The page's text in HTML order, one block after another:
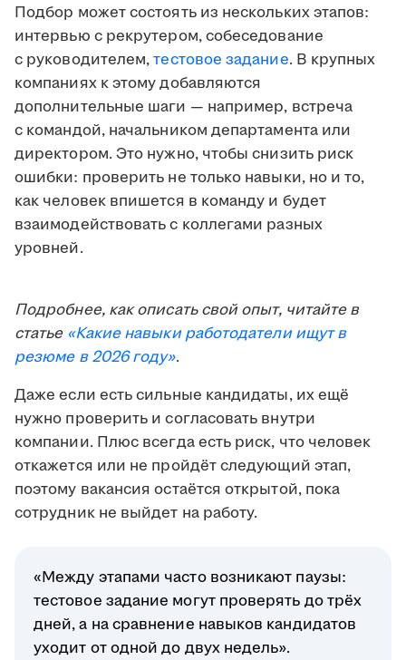
Подбор может состоять из нескольких этапов:
интервью с рекрутером, собеседование
с руководителем,тестовое задание. В крупных
компаниях к этому добавляются
дополнительные шаги — например, встреча
с командой, начальником департамента или
директором. Это нужно, чтобы снизить риск
ошибки: проверить не только навыки, но и то,
как человек впишется в команду и будет
взаимодействовать с коллегами разных
уровней.
Подробнее, как описать свой опыт, читайте в
статье «Какие навыки работодатели ищут в
резюме в 2026 году».
Даже если есть сильные кандидаты, их ещё
нужно проверить и согласовать внутри
компании. Плюс всегда есть риск, что человек
откажется или не пройдёт следующий этап,
поэтому вакансия остаётся открытой, пока
сотрудник не выйдет на работу.
«Между этапами часто возникают паузы:
тестовое задание могут проверять до трёх
дней, а на сравнение навыков кандидатов
уходит от одной до двух недель».